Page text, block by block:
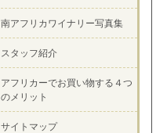
南アフリカワイナリー写真集
スタッフ紹介
アフリカーでお買い物する４つ
のメリット
サイトマップ